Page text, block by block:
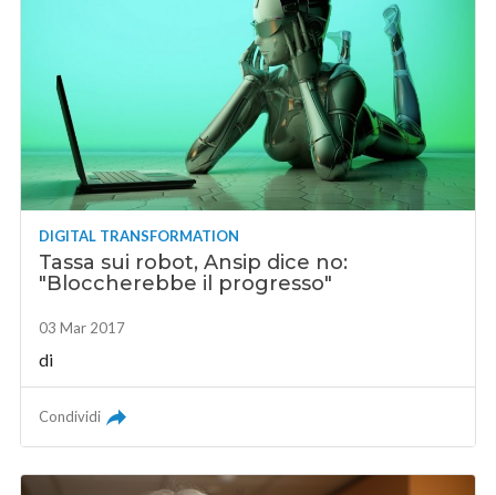
DIGITAL TRANSFORMATION
Tassa sui robot, Ansip dice no:
"Bloccherebbe il progresso"
03 Mar 2017
di
Condividi